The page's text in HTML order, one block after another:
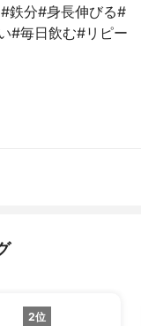
鉄分#身長伸びる#
#毎日飲む#リピー
2位